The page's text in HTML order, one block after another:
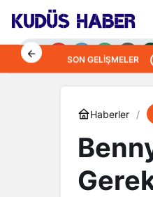
Gündüz Modu
Gündüz
SON GELIŞMELER
Haberler